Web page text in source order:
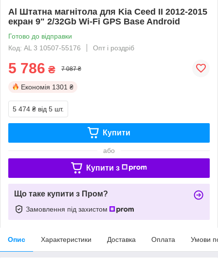
Al Штатна магнітола для Kia Ceed II 2012-2015
екран 9" 2/32Gb Wi-Fi GPS Base Android
Готово до відправки
Код: AL 3 10507-55176
Опт і роздріб
5 786 ₴ 7 087 ₴
Економія 1301 ₴
5 474 ₴ від 5 шт.
Купити
або
Купити з
Що таке купити з Пром?
Замовлення під захистом
Опис Характеристики Доставка Оплата Умови